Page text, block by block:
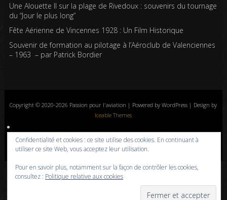
Une Alouette II sur la plage de Rivedoux : souvenirs du tournage
du “Jour le plus long”
Fête Aérienne de Vincennes 1928 : Un Film Historique
Souvenir de formation au pilotage à l’Aéroclub de Valenciennes
– 1963 – par Patrick Bordier
Copyright © 2020-2026 Passion pour l'aviation | Powered by WordPress | Design by
Iceable Themes
Accueil Blog Albums photos Histoires de l’aviation
Contrôle aérien
Liens Contact
Confidentialité et cookies : ce site utilise des cookies. En continuant à
utiliser ce site Web, vous acceptez leur utilisation.
Pour en savoir plus, notamment sur la façon de contrôler les cookies,
consultez : Politique relative aux cookies